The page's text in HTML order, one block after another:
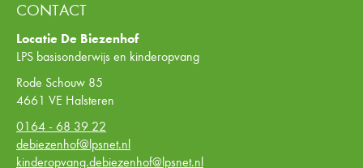
CONTACT
Locatie De Biezenhof
LPS basisonderwijs en kinderopvang
Rode Schouw 85
4661 VE Halsteren
0164 - 68 39 22
debiezenhof@lpsnet.nl
kinderopvang.debiezenhof@lpsnet.nl